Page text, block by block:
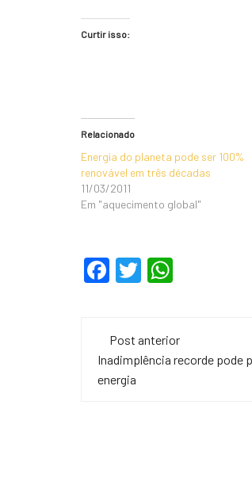
Curtir isso:
Relacionado
Energia do planeta pode ser 100%
renovável em três décadas
11/03/2011
Em "aquecimento global"
F
e
b
T
er s
A
Navegação
de
Post anterior
Inadimplência recorde pode
energia